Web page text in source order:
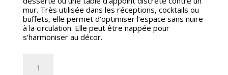
mur. Très utilisée dans les réceptions, cocktails ou
buffets, elle permet d’optimiser l’espace sans nuire
à la circulation. Elle peut être nappée pour
s’harmoniser au décor.